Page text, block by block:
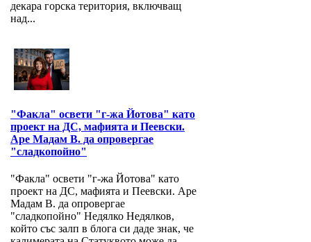
декара горска територия, включващ
над...
"Факла" освети "г-жа Йотова" като
проект на ДС, мафията и Пеевски.
Аре Мадам В. да опровергае
"сладкопойно"
"Факла" освети "г-жа Йотова" като
проект на ДС, мафията и Пеевски. Аре
Мадам В. да опровергае
"сладкопойно" Недялко Недялков,
който със залп в блога си даде знак, че